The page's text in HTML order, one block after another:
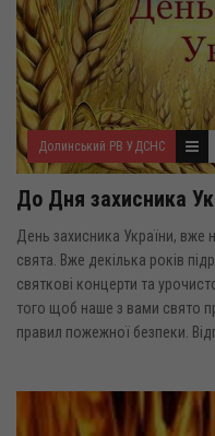
Долинський РВ УДСНС
До Дня захисника
День захисника України, вже
свята. Вже декілька років
святкові концерти та
того щоб наше з вами свято
правил пожежної безпеки.